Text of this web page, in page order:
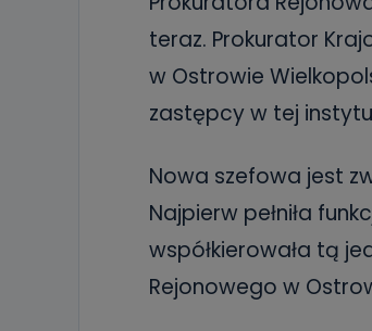
teraz. Prokurator
w Ostrowie
zastępcy w tej
Nowa szefowa jest
Najpierw pełniła
współkierowała tą
Rejonowego w